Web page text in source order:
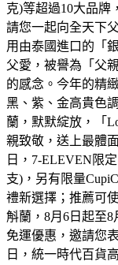
克)等超過10大品牌
請您一起向全天下
用由泰國進口的「
父愛，被譽為「父
的感念。今年的精
黑、紫、金高貴色
蘭，默默綻放，「
親致敬，送上最體
日，7-ELEVEN限
支)，另有限量
禮新選擇；推薦可
斛蘭，8月6日起至8
免運優惠，邀請您
日，統一時代百貨